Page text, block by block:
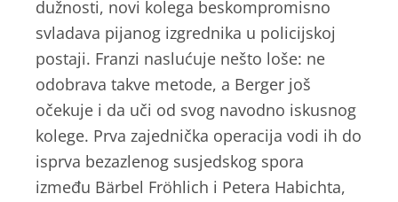
dužnosti, novi kolega beskompromisno
svladava pijanog izgrednika u policijskoj
postaji. Franzi naslućuje nešto loše: ne
odobrava takve metode, a Berger još
očekuje i da uči od svog navodno iskusnog
kolege. Prva zajednička operacija vodi ih do
isprva bezazlenog susjedskog spora
između Bärbel Fröhlich i Petera Habichta,